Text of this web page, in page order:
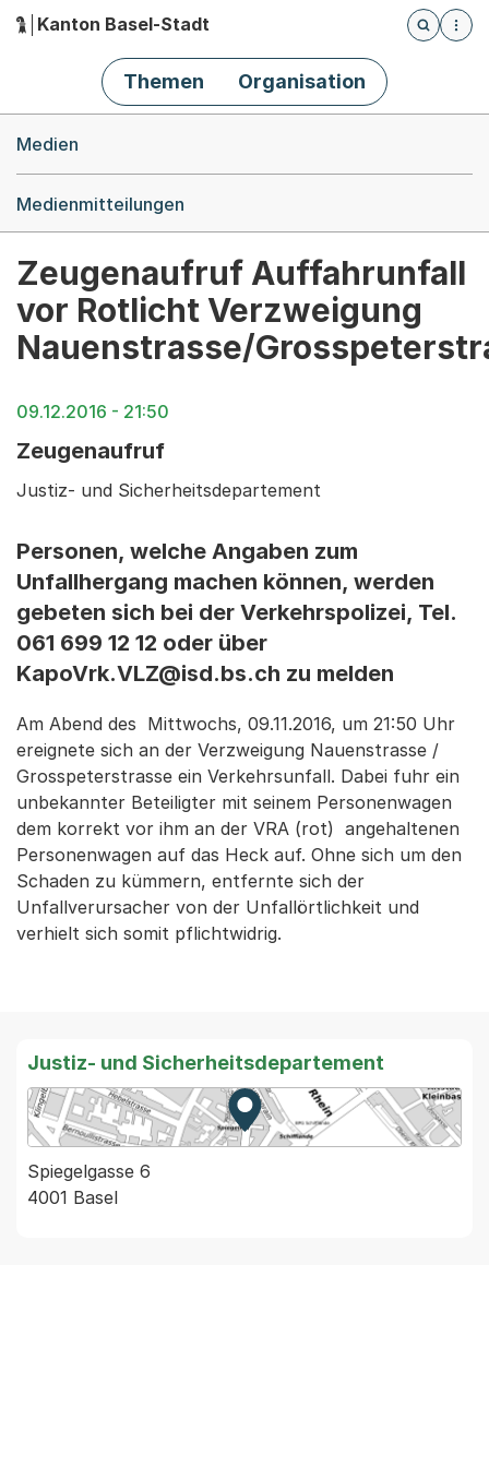
Hauptnavigation
Kanton Basel-Stadt
Öffnet
Themen Organisation
Medien
Medienmitteilungen
Zeugenaufruf Auffahrunfall
vor Rotlicht Verzweigung
Nauenstrasse/
09.12.2016 - 21:50
Zeugenaufruf
Justiz- und Sicherheitsdepartement
Personen, welche Angaben zum
Unfallhergang machen können, werden
gebeten sich bei der Verkehrspolizei, Tel.
061 699 12 12 oder über
KapoVrk.VLZ@isd.bs.ch zu melden
Am Abend des Mittwochs, 09.11.2016, um 21:50 Uhr
ereignete sich an der Verzweigung Nauenstrasse /
Grosspeterstrasse ein Verkehrsunfall. Dabei fuhr ein
unbekannter Beteiligter mit seinem Personenwagen
dem korrekt vor ihm an der VRA (rot) angehaltenen
Personenwagen auf das Heck auf. Ohne sich um den
Schaden zu kümmern, entfernte sich der
Unfallverursacher von der Unfallörtlichkeit und
verhielt sich somit pflichtwidrig.
Justiz- und Sicherheitsdepartement
Zur Karte von MapBS.
Externer Link, wird in einem
Spiegelgasse 6
4001 Basel